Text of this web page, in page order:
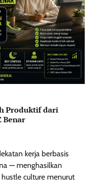
Produktif dari
Benar
kerja berbasis
— menghasilkan
culture menurut